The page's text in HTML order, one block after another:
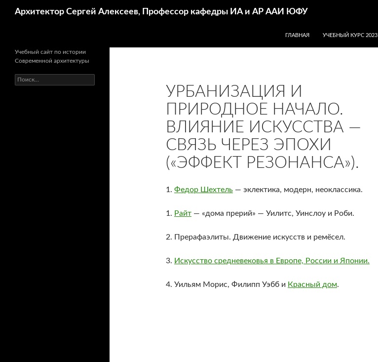
Архитектор Сергей Алексеев, Профессор кафедры ИА и АР ААИ ЮФУ
ГЛАВНАЯ
УЧЕБНЫЙ КУРС 2023
УРБАНИЗАЦИЯ И
ПРИРОДНОЕ НАЧАЛО.
ВЛИЯНИЕ ИСКУССТВА —
СВЯЗЬ ЧЕРЕЗ ЭПОХИ
(«ЭФФЕКТ РЕЗОНАНСА»).
1. Федор Шехтель — эклектика, модерн, неоклассика.
1. Райт — «дома прерий» — Уилитс, Уинслоу и Роби.
2. Прерафаэлиты. Движение искусств и ремёсел.
3. Искусство средневековья в Европе, России и Японии.
4. Уильям Морис, Филипп Уэбб и Красный дом.
Учебный сайт по истории
Современной архитектуры
Найти: